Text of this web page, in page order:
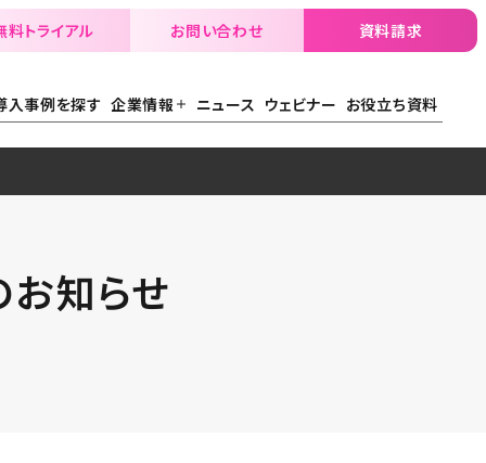
入事例を探す 企業情報 ニュース ウェビナー お役立ち資料
料トライアル お問い合わせ 資料請求
お知らせ